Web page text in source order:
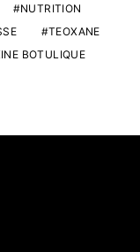
NUTRITION
TEOXANE
BOTULIQUE